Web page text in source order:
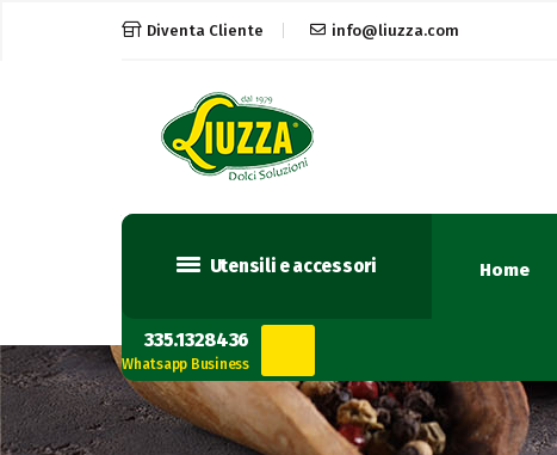
Diventa Cliente info@liuzza.com
Utensili e accessori Home
335.1328436
Whatsapp Business